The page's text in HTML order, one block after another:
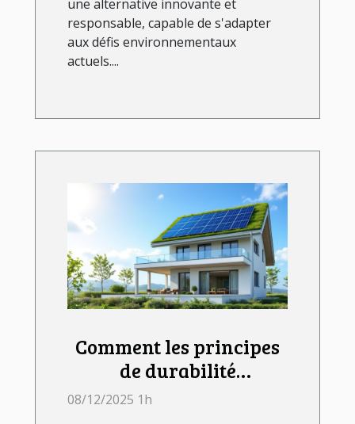
une alternative innovante et
responsable, capable de s'adapter
aux défis environnementaux
actuels....
Comment les principes
de durabilité
influencent-ils la
08/12/2025 1h